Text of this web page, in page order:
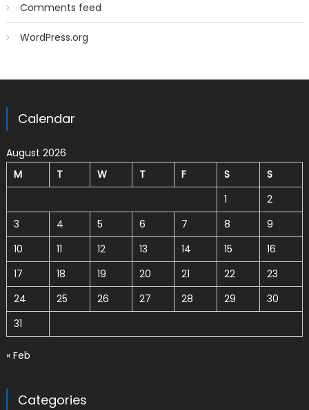
Comments feed
WordPress.org
Calendar
August 2026
M
T W T F S
S
1
2
3
4 5 6 7 8
9
10
11 12 13 14 15
16
17
18 19 20 21 22
23
24
25 26 27 28 29
30
31
« Feb
Categories